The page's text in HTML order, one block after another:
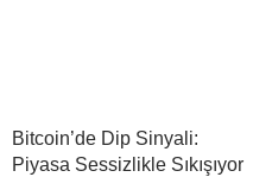
Bitcoin’de Dip Sinyali:
Piyasa Sessizlikle Sıkışıyor